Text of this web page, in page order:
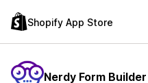
Shopify App Store
Nerdy Form Builder